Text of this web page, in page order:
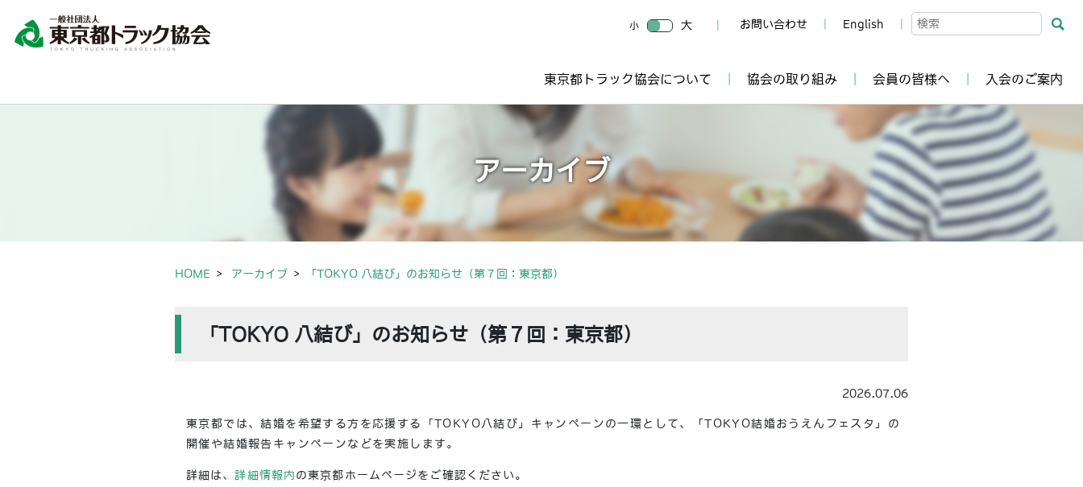
お問い合わせ English
小 大
東京都トラック協会について 協会の取り組み 会員の皆様へ 入会のご案内
アーカイブ
HOME アーカイブ 「TOKYO 八結び」のお知らせ（第７回：東京都）
「TOKYO 八結び」のお知らせ（第７回：東京都）
2026.07.06
東京都では、結婚を希望する方を応援する「TOKYO八結び」キャンペーンの一環として、「TOKYO結婚おうえんフェスタ」の
開催や結婚報告キャンペーンなどを実施します。
詳細は、詳細情報内 の東京都ホームページをご確認ください。